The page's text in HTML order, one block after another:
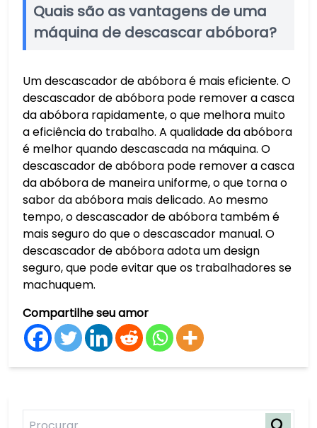
Quais são as vantagens de uma
máquina de descascar abóbora?
Um descascador de abóbora é mais eficiente. O
descascador de abóbora pode remover a casca
da abóbora rapidamente, o que melhora muito
a eficiência do trabalho. A qualidade da abóbora
é melhor quando descascada na máquina. O
descascador de abóbora pode remover a casca
da abóbora de maneira uniforme, o que torna o
sabor da abóbora mais delicado. Ao mesmo
tempo, o descascador de abóbora também é
mais seguro do que o descascador manual. O
descascador de abóbora adota um design
seguro, que pode evitar que os trabalhadores se
machuquem.
Compartilhe seu amor